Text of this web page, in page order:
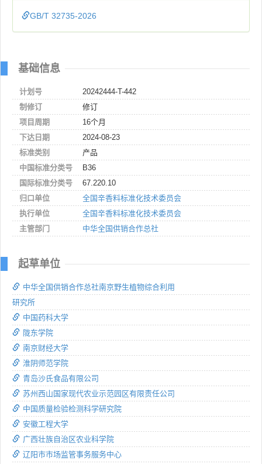
GB/T 32735-2026
基础信息
计划号
20242444-T-442
制修订
修订
项目周期
16个月
下达日期
2024-08-23
标准类别
产品
中国标准分类号
B36
国际标准分类号
67.220.10
归口单位
全国辛香料标准化技术委员会
执行单位
全国辛香料标准化技术委员会
主管部门
中华全国供销合作总社
起草单位
中华全国供销合作总社南京野生植物综合利用
研究所
中国药科大学
陇东学院
南京财经大学
淮阴师范学院
青岛沙氏食品有限公司
苏州西山国家现代农业示范园区有限责任公司
中国质量检验检测科学研究院
安徽工程大学
广西壮族自治区农业科学院
辽阳市市场监管事务服务中心